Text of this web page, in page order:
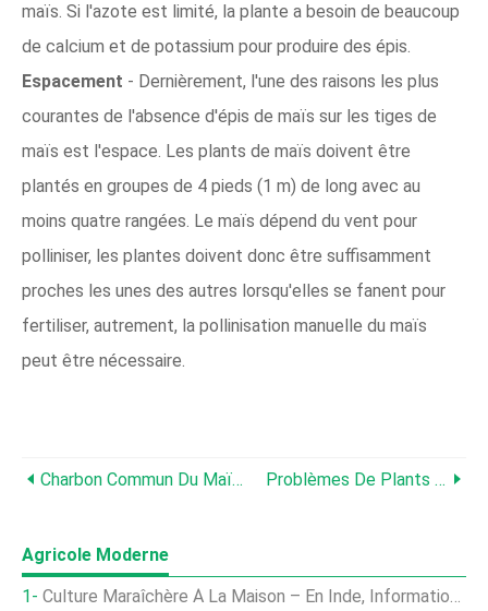
maïs. Si l'azote est limité, la plante a besoin de beaucoup
de calcium et de potassium pour produire des épis.
Espacement - Dernièrement, l'une des raisons les plus
courantes de l'absence d'épis de maïs sur les tiges de
maïs est l'espace. Les plants de maïs doivent être
plantés en groupes de 4 pieds (1 m) de long avec au
moins quatre rangées. Le maïs dépend du vent pour
polliniser, les plantes doivent donc être suffisamment
proches les unes des autres lorsqu'elles se fanent pour
fertiliser, autrement, la pollinisation manuelle du maïs
peut être nécessaire.
Charbon Commun Du Maïs:que Faire Pour Le Champignon Du Charbon Du Maïs Problèmes De Plants De Maïs :raisons Pour Lesquelles Un Plant De Maïs Est Flétri
Agricole Moderne
Culture Maraîchère À La Maison – En Inde, Informations De Plantation